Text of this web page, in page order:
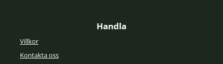
Handla
Villkor
Kontakta oss